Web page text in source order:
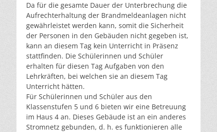
Da für die gesamte Dauer der Unterbrechung die
Aufrechterhaltung der Brandmeldeanlagen nicht
gewährleistet werden kann, somit die Sicherheit
der Personen in den Gebäuden nicht gegeben ist,
kann an diesem Tag kein Unterricht in Präsenz
stattfinden. Die Schülerinnen und Schüler
erhalten für diesen Tag Aufgaben von den
Lehrkräften, bei welchen sie an diesem Tag
Unterricht hätten.
Für Schülerinnen und Schüler aus den
Klassenstufen 5 und 6 bieten wir eine Betreuung
im Haus 4 an. Dieses Gebäude ist an ein anderes
Stromnetz gebunden, d. h. es funktionieren alle